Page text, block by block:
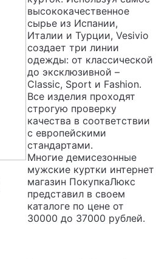
высококачественное
сырье из Испании,
Италии и Турции, Vesivio
создает три линии
одежды: от классической
до эксклюзивной –
Classic, Sport и Fashion.
Все изделия проходят
строгую проверку
качества в соответствии
с европейскими
стандартами.
Многие демисезонные
мужские куртки интернет
магазин ПокупкаЛюкс
представил в своем
каталоге по цене от
30000 до 37000 рублей.